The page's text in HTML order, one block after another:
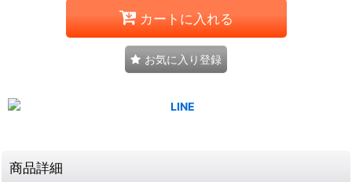
カートに入れる
お気に入り登録
商品詳細